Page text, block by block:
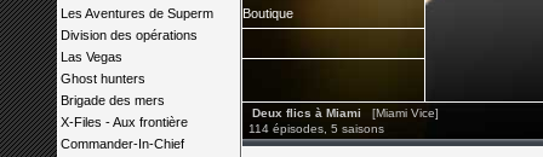
Les Aventures de Superm
Division des opérations
Las Vegas
Ghost hunters
Brigade des mers
X-Files - Aux frontière
Commander-In-Chief
Boutique
Deux flics à Miami
[Miami Vice]
114 épisodes, 5 saisons